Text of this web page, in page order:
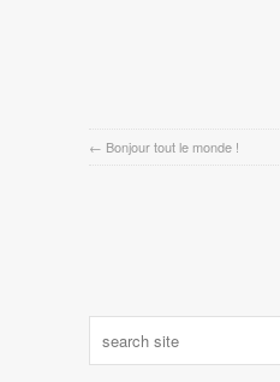
← Bonjour tout le monde !